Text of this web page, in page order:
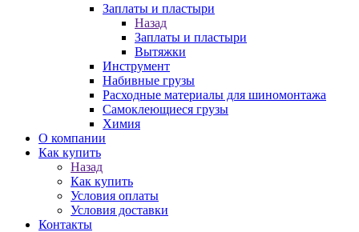
Заплаты и пластыри
Назад
Заплаты и пластыри
Вытяжки
Инструмент
Набивные грузы
Расходные материалы для шиномонтажа
Самоклеющиеся грузы
Химия
О компании
Как купить
Назад
Как купить
Условия оплаты
Условия доставки
Контакты